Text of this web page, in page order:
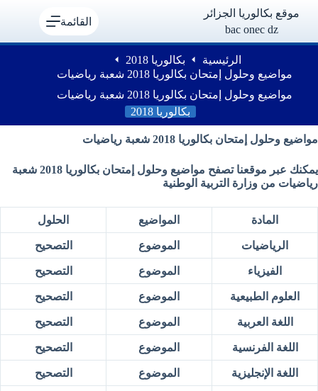
موقع بكالوريا الجزائر
bac onec dz
القائمة
الرئيسية
بكالوريا 2018
مواضيع وحلول إمتحان بكالوريا 2018 شعبة رياضيات
مواضيع وحلول إمتحان بكالوريا 2018 شعبة رياضيات
بكالوريا 2018
مواضيع وحلول إمتحان بكالوريا 2018 شعبة رياضيات
يمكنك عبر موقعنا تصفح مواضيع وحلول إمتحان بكالوريا 2018 شعبة
رياضيات من وزارة التربية الوطنية
المادة المواضيع الحلول
الرياضيات الموضوع التصحيح
الفيزياء الموضوع التصحيح
العلوم الطبيعية الموضوع التصحيح
اللغة العربية الموضوع التصحيح
اللغة الفرنسية الموضوع التصحيح
اللغة الإنجليزية الموضوع التصحيح